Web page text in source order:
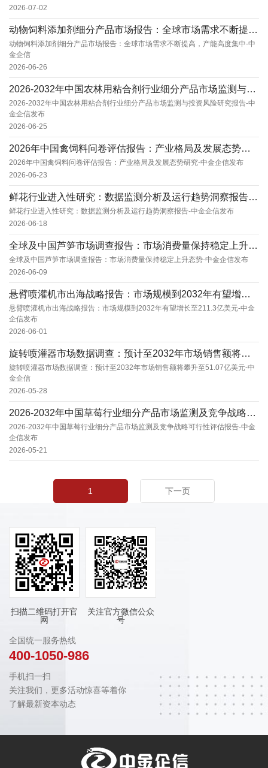
2026-07-02
动物饲料添加剂细分产品市场报告：全球市场需求不断提高，产能高度集中-中金企信
动物饲料添加剂细分产品市场报告：全球市场需求不断提高，产能高度集中-中
金企信
2026-06-26
2026-2032年中国农林用粘合剂行业细分产品市场监测与投资风险研究报告-中金企信发布
2026-2032年中国农林用粘合剂行业细分产品市场监测与投资风险研究报告-中
金企信发布
2026-06-25
2026年中国禽饲料问卷评估报告：产业格局及发展态势研究-中金企信发布
2026年中国禽饲料问卷评估报告：产业格局及发展态势研究-中金企信发布
2026-06-23
鲜花行业进入性研究：数据监测分析及运行趋势洞察报告-中金企信发布
鲜花行业进入性研究：数据监测分析及运行趋势洞察报告-中金企信发布
2026-06-18
全球及中国芦笋市场调查报告：市场消费量保持稳定上升态势-中金企信发布
全球及中国芦笋市场调查报告：市场消费量保持稳定上升态势-中金企信发布
2026-06-09
悬臂喷灌机市出海战略报告：市场规模到2032年有望增长至211.3亿美元-中金企信发布
悬臂喷灌机市出海战略报告：市场规模到2032年有望增长至211.3亿美元-中金
企信发布
2026-06-01
旋转喷灌器市场数据调查：预计至2032年市场销售额将攀升至51.07亿美元-中金企信
旋转喷灌器市场数据调查：预计至2032年市场销售额将攀升至51.07亿美元-中
金企信
2026-05-28
2026-2032年中国草莓行业细分产品市场监测及竞争战略可行性评估报告-中金企信发布
2026-2032年中国草莓行业细分产品市场监测及竞争战略可行性评估报告-中金
企信发布
2026-05-21
1 下一页
扫描二维码打开官
网
关注官方微信公众
号
全国统一服务热线
400-1050-986
手机扫一扫
关注我们，更多活动惊喜等着你
了解最新资本动态